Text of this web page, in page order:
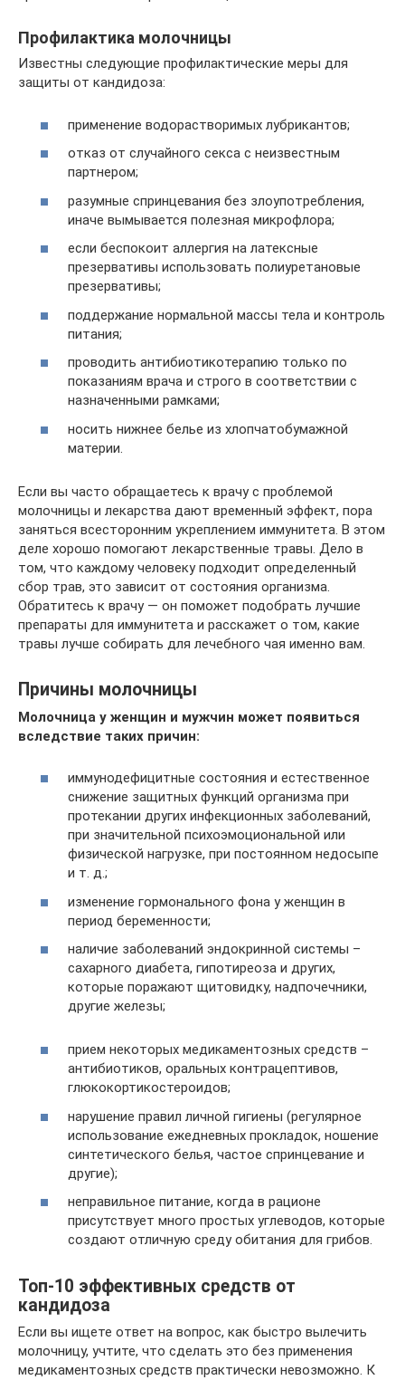
Профилактика молочницы
Известны следующие профилактические меры для
защиты от кандидоза:
применение водорастворимых лубрикантов;
отказ от случайного секса с неизвестным
партнером;
разумные спринцевания без злоупотребления,
иначе вымывается полезная микрофлора;
если беспокоит аллергия на латексные
презервативы использовать полиуретановые
презервативы;
поддержание нормальной массы тела и контроль
питания;
проводить антибиотикотерапию только по
показаниям врача и строго в соответствии с
назначенными рамками;
носить нижнее белье из хлопчатобумажной
материи.
Если вы часто обращаетесь к врачу с проблемой
молочницы и лекарства дают временный эффект, пора
заняться всесторонним укреплением иммунитета. В этом
деле хорошо помогают лекарственные травы. Дело в
том, что каждому человеку подходит определенный
сбор трав, это зависит от состояния организма.
Обратитесь к врачу — он поможет подобрать лучшие
препараты для иммунитета и расскажет о том, какие
травы лучше собирать для лечебного чая именно вам.
Причины молочницы
Молочница у женщин и мужчин может появиться
вследствие таких причин:
иммунодефицитные состояния и естественное
снижение защитных функций организма при
протекании других инфекционных заболеваний,
при значительной психоэмоциональной или
физической нагрузке, при постоянном недосыпе
и т. д.;
изменение гормонального фона у женщин в
период беременности;
наличие заболеваний эндокринной системы –
сахарного диабета, гипотиреоза и других,
которые поражают щитовидку, надпочечники,
другие железы;
прием некоторых медикаментозных средств –
антибиотиков, оральных контрацептивов,
глюкокортикостероидов;
нарушение правил личной гигиены (регулярное
использование ежедневных прокладок, ношение
синтетического белья, частое спринцевание и
другие);
неправильное питание, когда в рационе
присутствует много простых углеводов, которые
создают отличную среду обитания для грибов.
Топ-10 эффективных средств от
кандидоза
Если вы ищете ответ на вопрос, как быстро вылечить
молочницу, учтите, что сделать это без применения
медикаментозных средств практически невозможно. К